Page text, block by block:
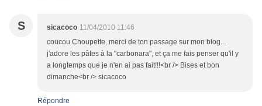
S sicacoco 11/04/2010 11:46
coucou Choupette, merci de ton passage sur mon blog...
j'adore les pâtes à la "carbonara", et ça me fais penser qu'il y
a longtemps que je n'en ai pas fait!!!<br /> Bises et bon
dimanche<br /> sicacoco
Répondre